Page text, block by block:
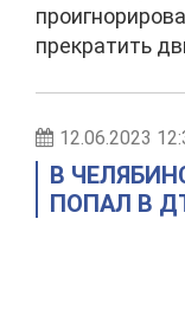
прекратить
12.06.2023
В
ПОПАЛ В